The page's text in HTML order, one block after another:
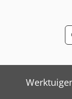
Wurster &
Yale Picker